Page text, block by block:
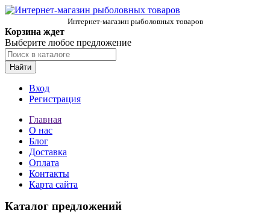
Интернет-магазин рыболовных товаров
Корзина ждет
Выберите любое предложение
Найти
Вход
Регистрация
Главная
О нас
Блог
Доставка
Оплата
Контакты
Карта сайта
Каталог предложений